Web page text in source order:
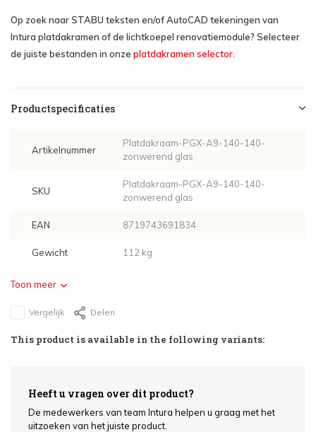
Op zoek naar STABU teksten en/of AutoCAD tekeningen van
Intura platdakramen of de lichtkoepel renovatiemodule? Selecteer
de juiste bestanden in onze platdakramen selector
Productspecificaties
Artikelnummer
Platdakraam-PGX-A9-140-140-
zonwerend glas
SKU
Platdakraam-PGX-A9-140-140-
zonwerend glas
EAN 8719743691834
Gewicht 112 kg
Toon meer
Vergelijk Delen
This product is available in the following variants:
Heeft u vragen over dit product?
De medewerkers van team Intura helpen u graag met het
uitzoeken van het juiste product.